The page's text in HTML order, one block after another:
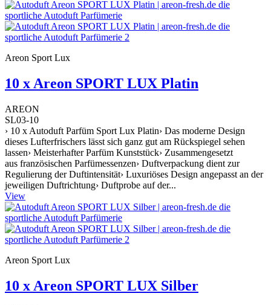
Areon Sport Lux
10 x Areon SPORT LUX Platin
AREON
SL03-10
› 10 x Autoduft Parfüm Sport Lux Platin› Das moderne Design
dieses Lufterfrischers lässt sich ganz gut am Rückspiegel sehen
lassen› Meisterhafter Parfüm Kunststück› Zusammengesetzt
aus französischen Parfümessenzen› Duftverpackung dient zur
Regulierung der Duftintensität› Luxuriöses Design angepasst an der
jeweiligen Duftrichtung› Duftprobe auf der...
View
Areon Sport Lux
10 x Areon SPORT LUX Silber